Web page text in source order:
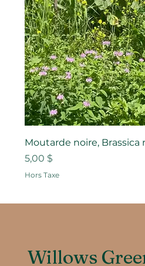
Moutarde noire, Brassica
Prix
5,00 $
Hors Taxe
Willows